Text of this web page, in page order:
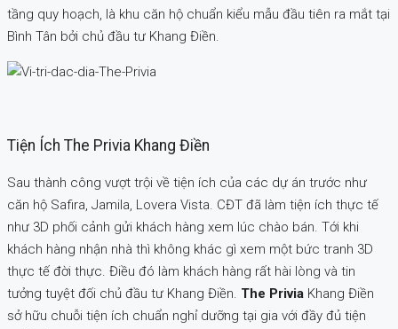
tầng quy hoạch, là khu căn hộ chuẩn kiểu mẫu đầu tiên ra mắt tại
Bình Tân bởi chủ đầu tư Khang Điền.
Tiện Ích The Privia Khang Điền
Sau thành công vượt trội về tiện ích của các dự án trước như
căn hộ Safira, Jamila, Lovera Vista. CĐT đã làm tiện ích thực tế
như 3D phối cảnh gửi khách hàng xem lúc chào bán. Tới khi
khách hàng nhận nhà thì không khác gì xem một bức tranh 3D
thực tế đời thực. Điều đó làm khách hàng rất hài lòng và tin
tưởng tuyệt đối chủ đầu tư Khang Điền. The Privia Khang Điền
sở hữu chuỗi tiện ích chuẩn nghỉ dưỡng tại gia với đầy đủ tiện